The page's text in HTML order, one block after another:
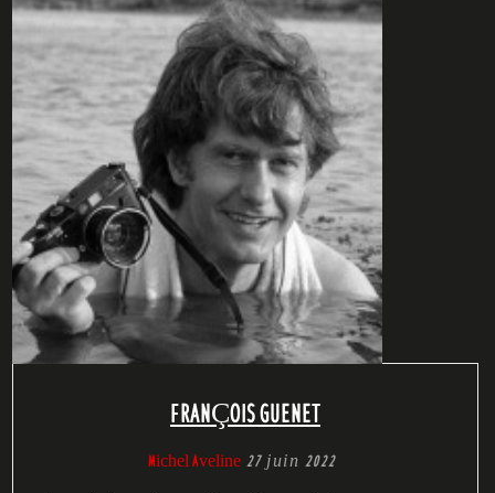
FRANÇOIS GUENET
Michel Aveline 27 juin 2022